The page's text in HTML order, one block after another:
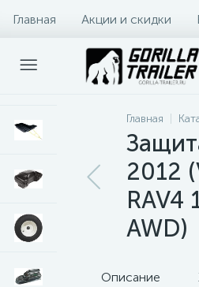
Главная Акции и скидки
Оплата и доставка Контакты
Главная
2012
RAV4
AWD)
Описание